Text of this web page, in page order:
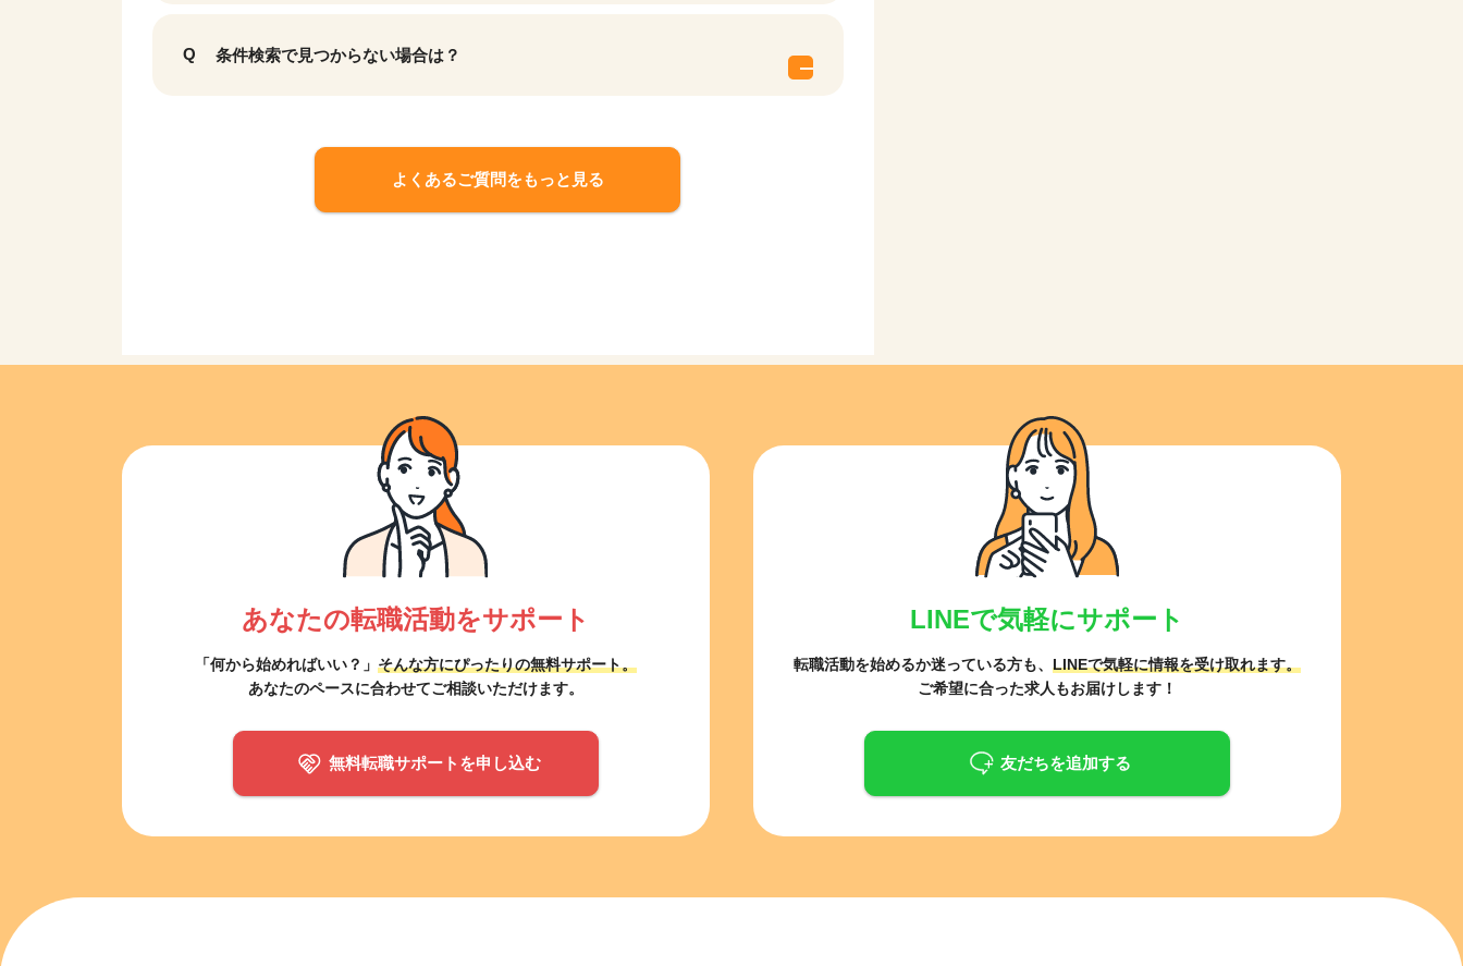
条件検索で見つからない場合は？
よくあるご質問をもっと見る
あなたの転職活動をサポート
「何から始めればいい？」 そんな方にぴったりの無料サポート。
あなたのペースに合わせてご相談いただけます。
無料転職サポートを申し込む
LINEで気軽にサポート
転職活動を始めるか迷っている方も、 LINEで気軽に情報を受け取れます。
ご希望に合った求人もお届けします！
友だちを追加する